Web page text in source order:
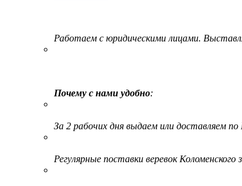
Работаем с юридическими лицами.
Почему с нами удобно:
За 2 рабочих дня выдаем или доставляем
Регулярные поставки веревок Коломенского